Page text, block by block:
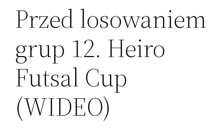
Przed losowaniem
grup 12. Heiro
Futsal Cup
(WIDEO)